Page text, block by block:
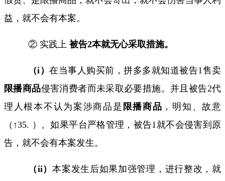
益，就不会有本案。
② 实践上被告2本就无心采取措施。
（i ）在当事人购买前，拼多多就知道被告1 售卖
限播商品侵害消费者而未采取必要措施。并且被告2代
理人根本不认为案涉商品是 限播商品 ，明知、故意
（↑35. ）。如果平台严格管理，被告1 就不会侵害到原
告，就不会有本案发生。
（ii）本案发生后如果加强管理，进行整改，就